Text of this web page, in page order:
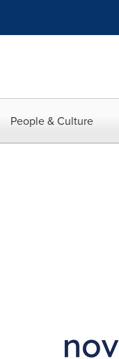
People & Culture